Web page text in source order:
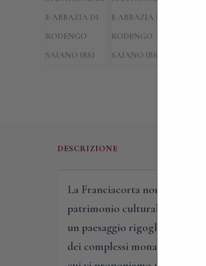
DESCRIZIONE
La Franciacorta non è solo
patrimonio culturale-artistico
un paesaggio rigoglioso e
dei complessi monastici più